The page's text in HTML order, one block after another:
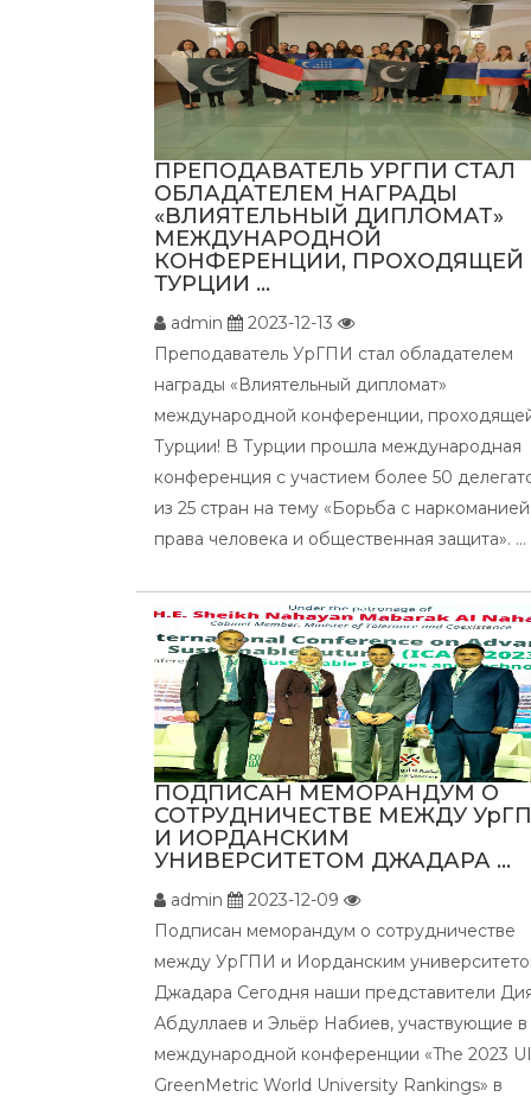
ПРЕПОДАВАТЕЛЬ УРГПИ СТАЛ
ОБЛАДАТЕЛЕМ НАГРАДЫ
«ВЛИЯТЕЛЬНЫЙ ДИПЛОМАТ»
МЕЖДУНАРОДНОЙ
КОНФЕРЕНЦИИ, ПРОХОДЯЩЕЙ
ТУРЦИИ ...
admin
2023-12-13
Преподаватель УрГПИ стал обладателем
награды «Влиятельный дипломат»
международной конференции,
Турции! В Турции прошла международная
конференция с участием более 50
из 25 стран на тему «Борьба с
права человека и общественная защита». ...
ПОДПИСАН МЕМОРАНДУМ О
СОТРУДНИЧЕСТВЕ МЕЖДУ
И ИОРДАНСКИМ
УНИВЕРСИТЕТОМ ДЖАДАРА ...
admin
2023-12-09
Подписан меморандум о сотрудничестве
между УрГПИ и Иорданским
Джадара Сегодня наши представители
Абдуллаев и Эльёр Набиев, участвующие в
международной конференции «The 2023 UI
GreenMetric World University Rankings» в